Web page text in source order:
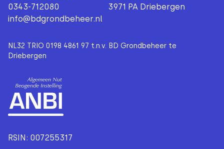
0343-712080
info@bdgrondbeheer.nl
3971 PA Driebergen
NL32 TRIO 0198 4861 97 t.n.v. BD Grondbeheer te
Driebergen
RSIN: 007255317